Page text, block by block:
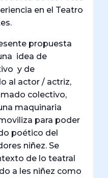
en el Teatro
propuesta
idea de
y de
al actor / actriz,
colectivo,
maquinaria
para poder
poético del
niñez. Se
de lo teatral
a les niñez como